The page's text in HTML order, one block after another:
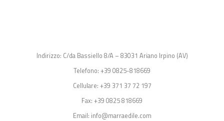
Indirizzo: C/da Bassiello 8/A – 83031 Ariano Irpino (AV)
Telefono: +39 0825-818669
Cellulare: +39 371 37 72 197
Fax: +39 0825 818669
Email: info@marraedile.com